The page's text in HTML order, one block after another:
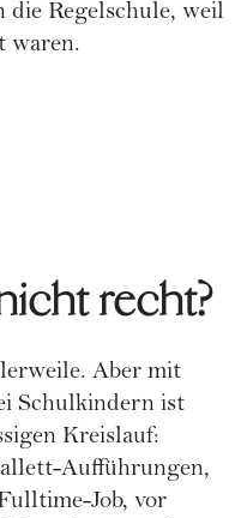
Regelschule, weil
waren.
recht?
Aber mit
Schulkindern ist
Kreislauf:
Aufführungen,
Job, vor